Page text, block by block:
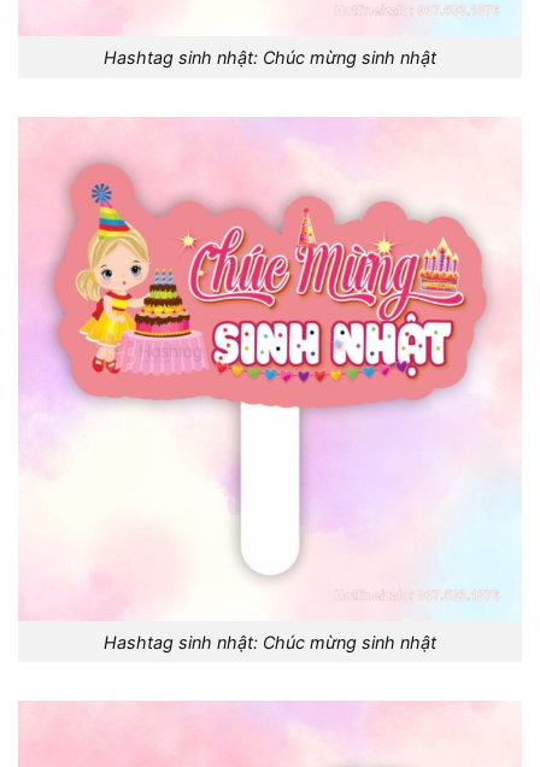
Hashtag sinh nhật: Chúc mừng sinh nhật
Hashtag sinh nhật: Chúc mừng sinh nhật